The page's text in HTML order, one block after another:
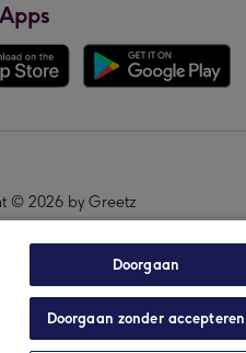
© 2026 by Greetz
Doorgaan
Doorgaan zonder accepteren